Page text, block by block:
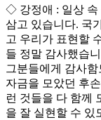
◇ 강정애 : 일상 속
삼고 있습니다. 국
고 우리가 표현할
들 정말 감사했습
그분들에게 감사
자금을 모았던 후
런 것들을 다 함께
을 잘 실현할 수 있